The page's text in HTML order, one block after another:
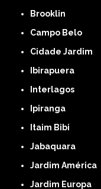
Brooklin
Campo Belo
Cidade Jardim
Ibirapuera
Interlagos
Ipiranga
Itaim Bibi
Jabaquara
Jardim América
Jardim Europa